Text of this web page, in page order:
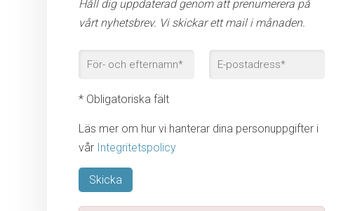
Håll dig uppdaterad genom att prenumerera på
vårt nyhetsbrev. Vi skickar ett mail i månaden.
* Obligatoriska fält
Läs mer om hur vi hanterar dina personuppgifter i
vår Integritetspolicy